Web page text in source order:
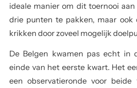
ideale manier om dit toernooi
drie punten te pakken, maar
krikken door zoveel mogelijk
De Belgen kwamen pas echt in
einde van het eerste kwart. Het
een observatieronde voor